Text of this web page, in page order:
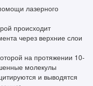
лазерного
происходит
через верхние слои
на протяжении 10-
молекулы
и выводятся